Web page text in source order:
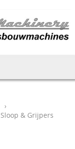
›
Sloop & Grijpers